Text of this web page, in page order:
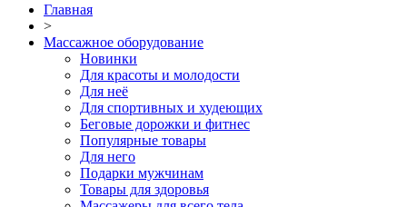
Главная
>
Массажное оборудование
Новинки
Для красоты и молодости
Для неё
Для спортивных и худеющих
Беговые дорожки и фитнес
Популярные товары
Для него
Подарки мужчинам
Товары для здоровья